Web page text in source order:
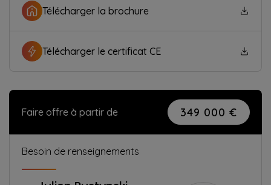
Télécharger la brochure
Télécharger le certificat CE
Faire offre à partir de 349 000 €
Besoin de renseignements